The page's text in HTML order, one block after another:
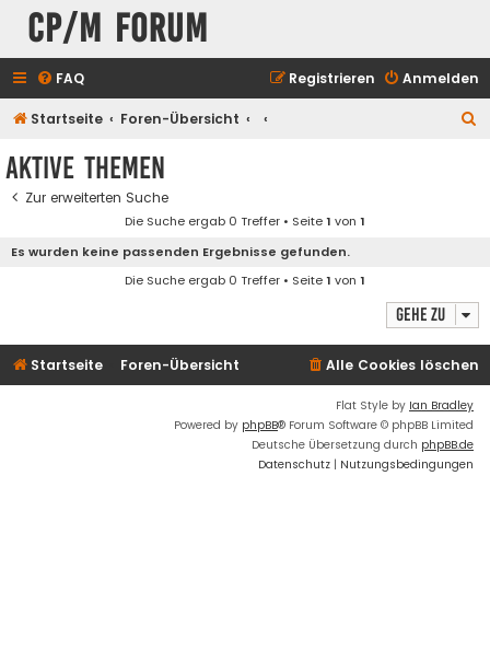
CP/M Forum
FAQ Anmelden
Registrieren
Startseite Foren-Übersicht
Aktive Themen
Zur erweiterten Suche
Die Suche ergab 0 Treffer • Seite1 von 1
Es wurden keine passenden Ergebnisse gefunden.
Die Suche ergab 0 Treffer • Seite1 von 1
Gehe zu
Startseite Foren-Übersicht Alle Cookies löschen
Flat Style by Ian Bradley
Powered by phpBB® Forum Software © phpBB Limited
Deutsche Übersetzung durch phpBB.de
Datenschutz | Nutzungsbedingungen